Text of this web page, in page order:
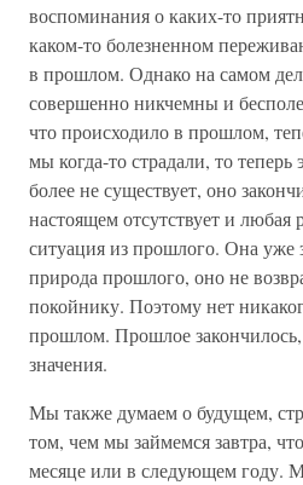
воспоминания о каких-то
каком-то болезненном
в прошлом. Однако на самом
совершенно никчемны и
что происходило в прошлом,
мы когда-то страдали, то теперь
более не существует, оно
настоящем отсутствует и любая
ситуация из прошлого. Она уже
природа прошлого, оно не
покойнику. Поэтому нет
прошлом. Прошлое
значения.
Мы также думаем о будущем,
том, чем мы займемся завтра,
месяце или в следующем году.